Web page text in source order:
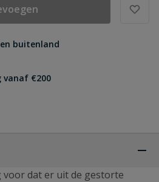
buitenland
vanaf €200
dat er uit de gestorte